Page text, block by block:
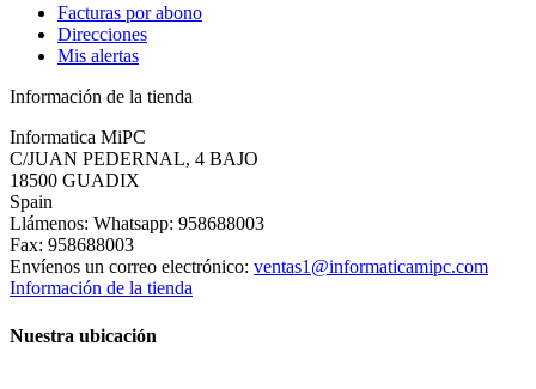
Facturas por abono
Direcciones
Mis alertas
Información de la tienda
Informatica MiPC
C/JUAN PEDERNAL, 4 BAJO
18500 GUADIX
Spain
Llámenos: Whatsapp: 958688003
Fax: 958688003
Envíenos un correo electrónico: ventas1@informaticamipc.com
Información de la tienda
Nuestra ubicación